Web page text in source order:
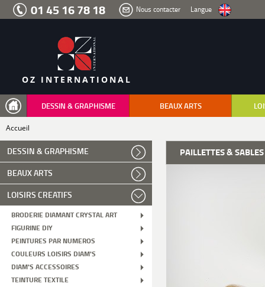
Aller
menu
recherche
01 45 16 78 18 Nous contacter Langue
OZ INTERNATIONAL
DESSIN & GRAPHISME BEAUX ARTS
Accueil
DESSIN & GRAPHISME
BEAUX ARTS
LOISIRS CREATIFS
BRODERIE DIAMANT CRYSTAL ART
FIGURINE DIY
PEINTURES PAR NUMEROS
COULEURS LOISIRS DIAM'S
DIAM'S ACCESSOIRES
TEINTURE TEXTILE
PAILLETTES &